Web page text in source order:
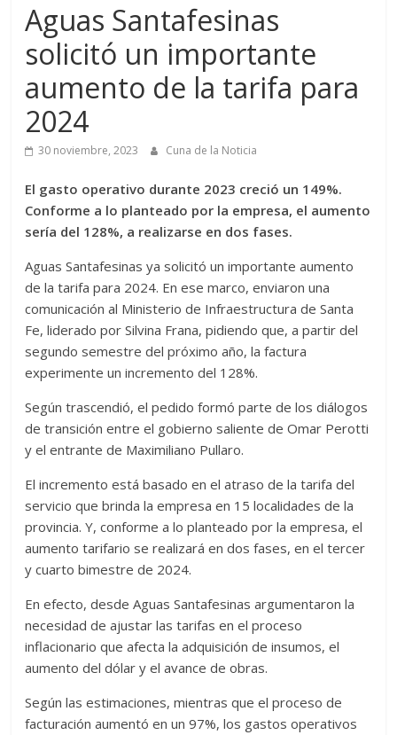
Aguas Santafesinas
solicitó un importante
aumento de la tarifa para
2024
30 noviembre, 2023 Cuna de la Noticia
El gasto operativo durante 2023 creció un 149%.
Conforme a lo planteado por la empresa, el aumento
sería del 128%, a realizarse en dos fases.
Aguas Santafesinas ya solicitó un importante aumento
de la tarifa para 2024. En ese marco, enviaron una
comunicación al Ministerio de Infraestructura de Santa
Fe, liderado por Silvina Frana, pidiendo que, a partir del
segundo semestre del próximo año, la factura
experimente un incremento del 128%.
Según trascendió, el pedido formó parte de los diálogos
de transición entre el gobierno saliente de Omar Perotti
y el entrante de Maximiliano Pullaro.
El incremento está basado en el atraso de la tarifa del
servicio que brinda la empresa en 15 localidades de la
provincia. Y, conforme a lo planteado por la empresa, el
aumento tarifario se realizará en dos fases, en el tercer
y cuarto bimestre de 2024.
En efecto, desde Aguas Santafesinas argumentaron la
necesidad de ajustar las tarifas en el proceso
inflacionario que afecta la adquisición de insumos, el
aumento del dólar y el avance de obras.
Según las estimaciones, mientras que el proceso de
facturación aumentó en un 97%, los gastos operativos